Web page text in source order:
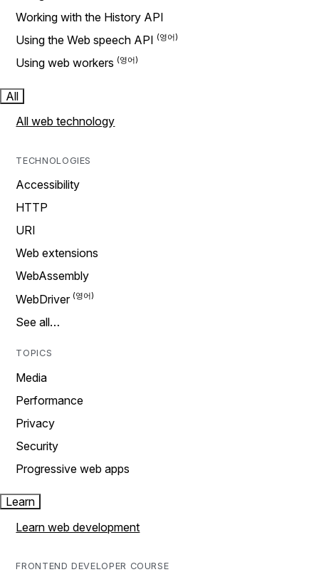
Working with the History API
Using the Web speech API
Using web workers
All
All web technology
TECHNOLOGIES
Accessibility
HTTP
URI
Web extensions
WebAssembly
WebDriver
See all…
TOPICS
Media
Performance
Privacy
Security
Progressive web apps
Learn
Learn web development
FRONTEND DEVELOPER COURSE